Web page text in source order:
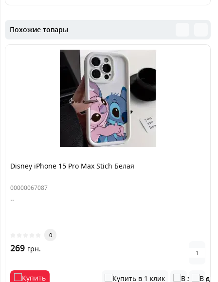
Похожие товары
Disney iPhone 15 Pro Max Stich Белая
00000067087
..
0
269 грн.